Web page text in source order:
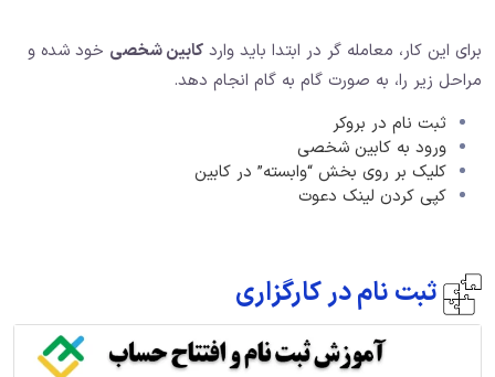
برای این کار، معامله گر در ابتدا باید وارد کابین شخصی خود شده و
مراحل زیر را، به صورت گام به گام انجام دهد.
ثبت نام در بروکر
ورود به کابین شخصی
کلیک بر روی بخش “وابسته” در کابین
کپی کردن لینک دعوت
ثبت نام در کارگزاری